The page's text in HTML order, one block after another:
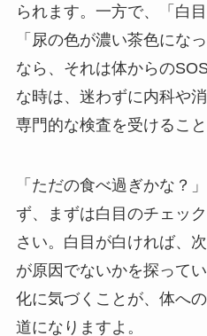
られます。一方で、「白
「尿の色が濃い茶色にな
なら、それは体からの
な時は、迷わずに内科や
専門的な検査を受けるこ
「ただの食べ過ぎかな？
ず、まずは白目のチェッ
さい。白目が白ければ、
が原因でないかを探って
化に気づくことが、体へ
道になりますよ。